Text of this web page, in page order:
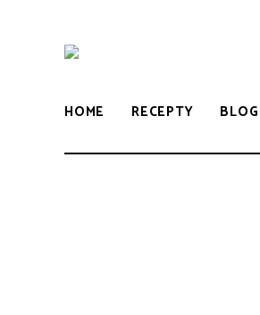
WWW.VUNE-
VANILKY.CZ
Food
zdravém,
tradičním
pečení.
HOME RECEPTY BLOG